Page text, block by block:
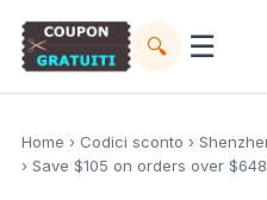
🔍 ☰
Home › Codici sconto ›
› Save $105 on orders over $648